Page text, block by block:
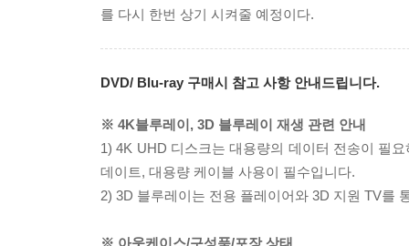
를 다시 한번 상기 시켜줄 예정이다.
DVD/ Blu-ray 구매시 참고 사항 안내드립니다.
※ 4K블루레이, 3D 블루레이 재생 관련 안내
1) 4K UHD 디스크는 대용량의 데이터 전송이 필
데이트, 대용량 케이블 사용이 필수입니다.
2) 3D 블루레이는 전용 플레이어와 3D 지원 TV를
※ 아웃케이스/구성품/포장 상태